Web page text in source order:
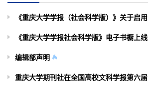
《重庆大学学报社会科学版》电子书橱上线
编辑部声明